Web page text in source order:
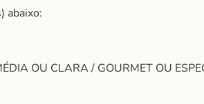
abaixo:
OU CLARA / GOURMET OU